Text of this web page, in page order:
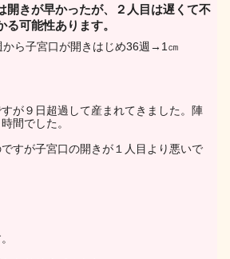
開きが早かったが、２人目は遅くて不
る可能性あります。
から子宮口が開きはじめ36週→1㎝
が９日超過して産まれてきました。陣
間でした。
すが子宮口の開きが１人目より悪いで